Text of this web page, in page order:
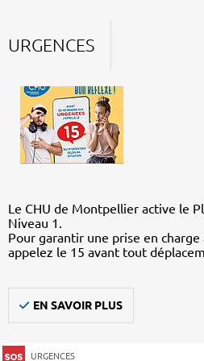
URGENCES
Le CHU de Montpellier active le
Niveau 1.
Pour garantir une prise en charge
appelez le 15 avant tout
EN SAVOIR PLUS
URGENCES